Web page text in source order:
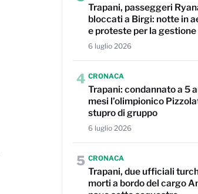
Trapani, passeggeri
bloccati a Birgi: notte in
e proteste per la gestione
6 luglio 2026
4 CRONACA
Trapani: condannato a 5
mesi l’olimpionico
stupro di gruppo
6 luglio 2026
5 CRONACA
Trapani, due ufficiali
morti a bordo del cargo